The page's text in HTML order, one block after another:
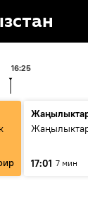
16:25
17:01 7 мин